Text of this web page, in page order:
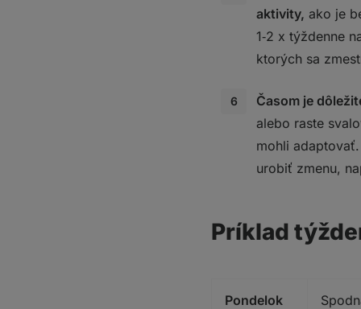
aktivity, ako je
1‑2 x týždenne
ktorých sa
Časom je
alebo raste
mohli
urobiť zmenu,
Príklad
Pondelok